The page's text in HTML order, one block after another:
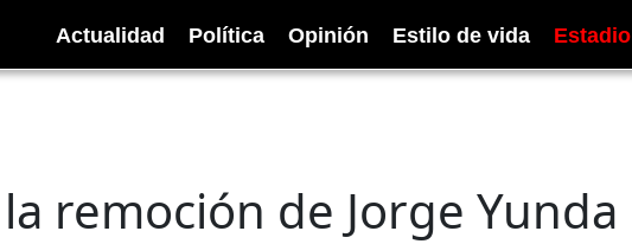
Actualidad Política Opinión Estilo de vida Estadio
remoción de Jorge Yunda